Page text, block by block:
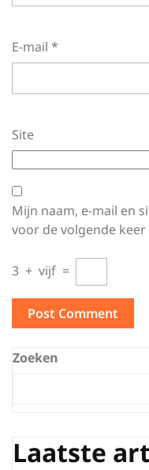
E-mail *
Site
Mijn naam, e-mail en
voor de volgende
3 + vijf =
Zoeken
Laatste